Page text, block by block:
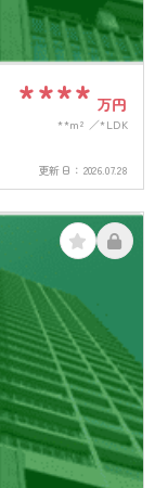
**** 万円
**m² *LDK
更新日： 2026.07.28